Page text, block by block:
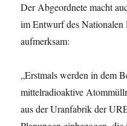
Der Abgeordnete macht
im Entwurf des Nationalen
aufmerksam:
„Erstmals werden in dem
mittelradioaktive
aus der Uranfabrik der